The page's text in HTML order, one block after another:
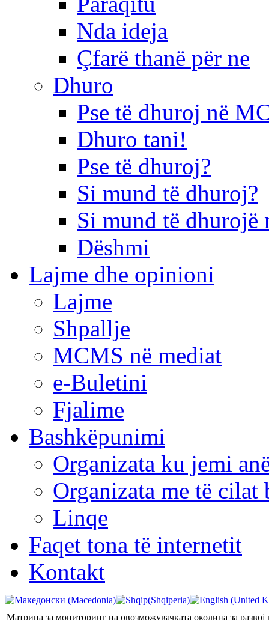
Nda ideja
Çfarë thanë për ne
Dhuro
Pse të dhuroj në
Dhuro tani!
Pse të dhuroj?
Si mund të dhuroj?
Si mund të dhurojë
Dëshmi
Lajme dhe opinioni
Lajme
Shpallje
MCMS në mediat
e-Buletini
Fjalime
Bashkëpunimi
Organizata ku jemi
Organizata me të cilat
Linqe
Faqet tona të internetit
Kontakt
Матрица за мониторинг на овозможувачката околина за развој